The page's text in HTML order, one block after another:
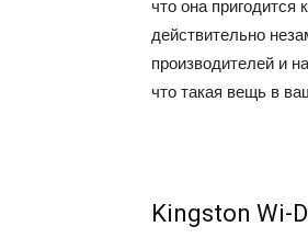
что она
действительно
производителей и
что такая вещь в
Kingston Wi-